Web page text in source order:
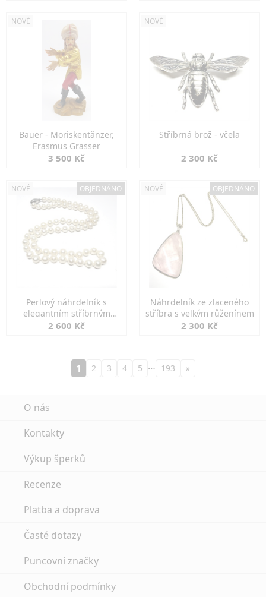
NOVÉ
Bauer - Moriskentänzer,
Erasmus Grasser
3 500 Kč
NOVÉ
Stříbrná brož - včela
2 300 Kč
NOVÉ OBJEDNÁNO
Perlový náhrdelník s
elegantním stříbrným
zapínáním
2 600 Kč
NOVÉ OBJEDNÁNO
Náhrdelník ze zlaceného
stříbra s velkým růženínem
2 300 Kč
1 2 3 4 5 … 193 »
O nás
Kontakty
Výkup šperků
Recenze
Platba a doprava
Časté dotazy
Puncovní značky
Obchodní podmínky